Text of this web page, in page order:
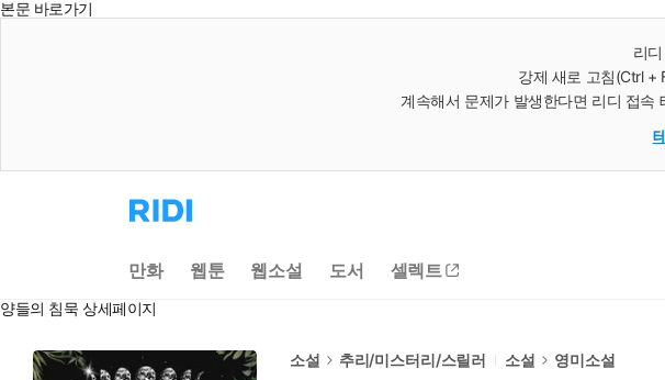
본문 바로가기
리
강제 새로 고침(Ctrl +
계속해서 문제가 발생한다면 리디 접속
리
디
으
로
동
만화 웹툰 웹소설 도서 셀렉트
양들의 침묵 상세페이지
소설 추리/미스터리/스릴러 소설 영미소설